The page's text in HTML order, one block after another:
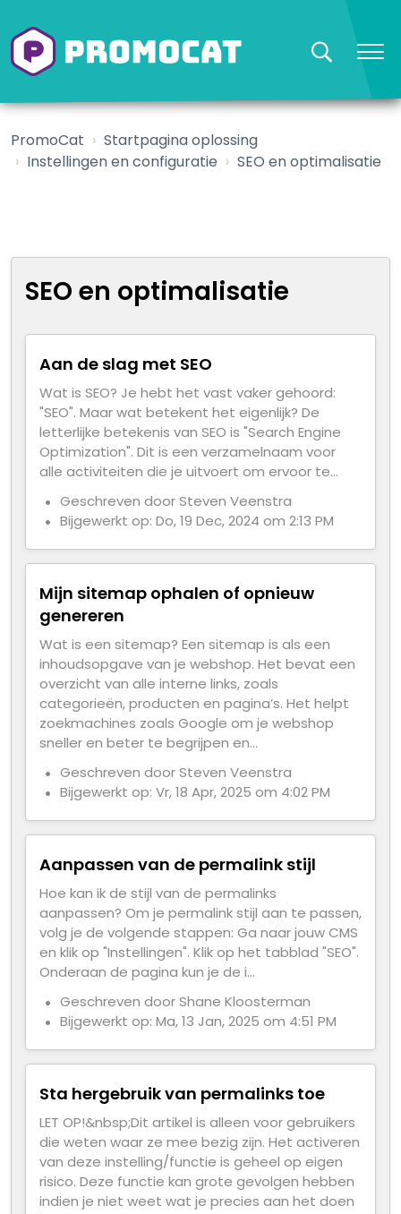
PromoCat
Startpagina oplossing
Instellingen en configuratie
SEO en optimalisatie
SEO en optimalisatie
Aan de slag met SEO
Wat is SEO? Je hebt het vast vaker gehoord:
"SEO". Maar wat betekent het eigenlijk? De
letterlijke betekenis van SEO is "Search Engine
Optimization". Dit is een verzamelnaam voor
alle activiteiten die je uitvoert om ervoor te...
Geschreven door Steven Veenstra
Bijgewerkt op: Do, 19 Dec, 2024 om 2:13 PM
Mijn sitemap ophalen of opnieuw
genereren
Wat is een sitemap? Een sitemap is als een
inhoudsopgave van je webshop. Het bevat een
overzicht van alle interne links, zoals
categorieën, producten en pagina’s. Het helpt
zoekmachines zoals Google om je webshop
sneller en beter te begrijpen en...
Geschreven door Steven Veenstra
Bijgewerkt op: Vr, 18 Apr, 2025 om 4:02 PM
Aanpassen van de permalink stijl
Hoe kan ik de stijl van de permalinks
aanpassen? Om je permalink stijl aan te passen,
volg je de volgende stappen: Ga naar jouw CMS
en klik op "Instellingen". Klik op het tabblad "SEO".
Onderaan de pagina kun je de i...
Geschreven door Shane Kloosterman
Bijgewerkt op: Ma, 13 Jan, 2025 om 4:51 PM
Sta hergebruik van permalinks toe
LET OP!&nbsp;Dit artikel is alleen voor gebruikers
die weten waar ze mee bezig zijn. Het activeren
van deze instelling/functie is geheel op eigen
risico. Deze functie kan grote gevolgen hebben
indien je niet weet wat je precies aan het doen